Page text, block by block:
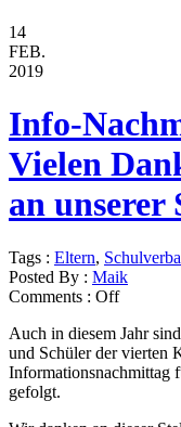
14
FEB.
2019
Info-
Vielen
an unserer
Tags : Eltern,
Posted By : Maik
Comments : Off
Auch in diesem Jahr
und Schüler der vierten
Informationsnachmittag
gefolgt.